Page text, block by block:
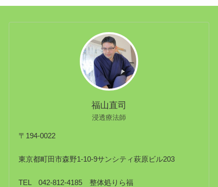
福山直司
浸透療法師
〒194-0022
東京都町田市森野1-10-9サンシティ萩原ビル203
TEL 042-812-4185 整体処りら福